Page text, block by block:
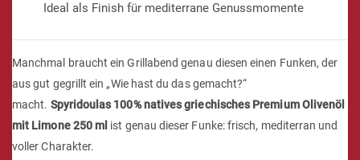
Ideal als Finish für mediterrane Genussmomente
Manchmal braucht ein Grillabend genau diesen einen Funken, der
aus gut gegrillt ein „Wie hast du das gemacht?“
macht. Spyridoulas 100% natives griechisches Premium Olivenöl
mit Limone 250 ml ist genau dieser Funke: frisch, mediterran und
voller Charakter.